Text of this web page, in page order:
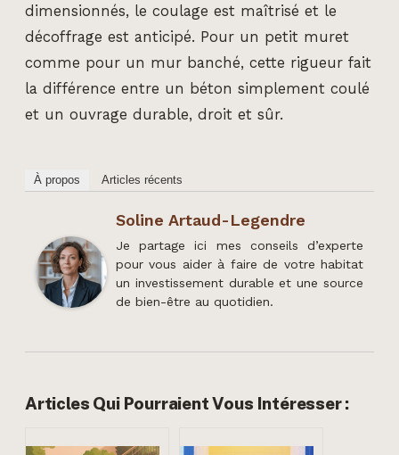
dimensionnés, le coulage est maîtrisé et le
décoffrage est anticipé. Pour un petit muret
comme pour un mur banché, cette rigueur fait
la différence entre un béton simplement coulé
et un ouvrage durable, droit et sûr.
À propos Articles récents
Soline Artaud-Legendre
Je partage ici mes conseils d’experte
pour vous aider à faire de votre habitat
un investissement durable et une source
de bien-être au quotidien.
Articles Qui Pourraient Vous Intéresser :